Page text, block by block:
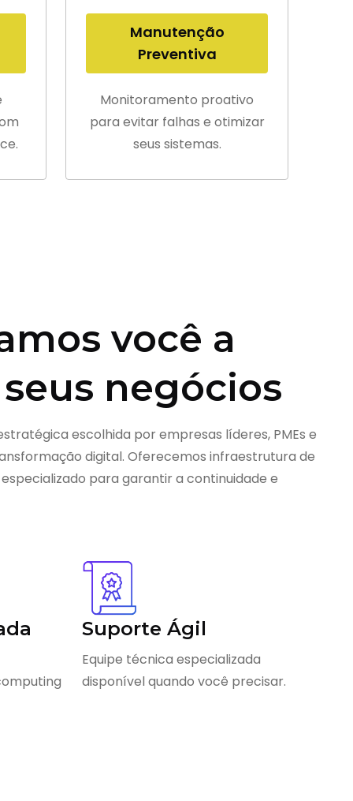
Manutenção
Preventiva
Monitoramento proativo
para evitar falhas e otimizar
seus sistemas.
você a
negócios
escolhida por empresas líderes, PMEs e
digital. Oferecemos infraestrutura de
para garantir a continuidade e
Suporte Ágil
Equipe técnica especializada
disponível quando você precisar.